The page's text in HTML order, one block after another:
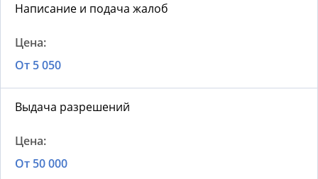
Написание и подача жалоб
От 5 050
Выдача разрешений
От 50 000